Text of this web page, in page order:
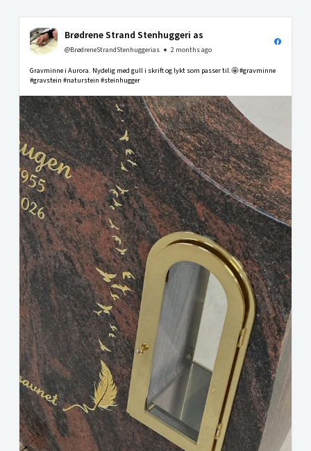
Brødrene Strand Stenhuggeri as
@BrødreneStrandStenhuggerias 2 months ago
Gravminne i Aurora. Nydelig med gull i skrift og lykt som passer til.🤩 #gravminne
#gravstein #naturstein #steinhugger